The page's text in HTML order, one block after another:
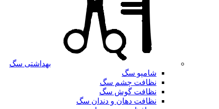
بهداشتی سگ
شامپو سگ
نظافت چشم سگ
نظافت گوش سگ
نظافت دهان و دندان سگ